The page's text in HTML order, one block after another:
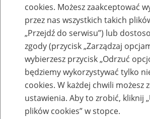
Baza zlikwidowanych
przekształconych
Nazwa zakładu pracy:
cookies. Możesz zaakceptować
przez nas wszystkich takich
„Przejdź do serwisu”) lub
zgody (przycisk „Zarządzaj
wybierzesz przycisk „Odrzuć
będziemy wykorzystywać tylko
cookies. W każdej chwili możesz
ustawienia. Aby to zrobić, kliknij
plików cookies” w stopce.